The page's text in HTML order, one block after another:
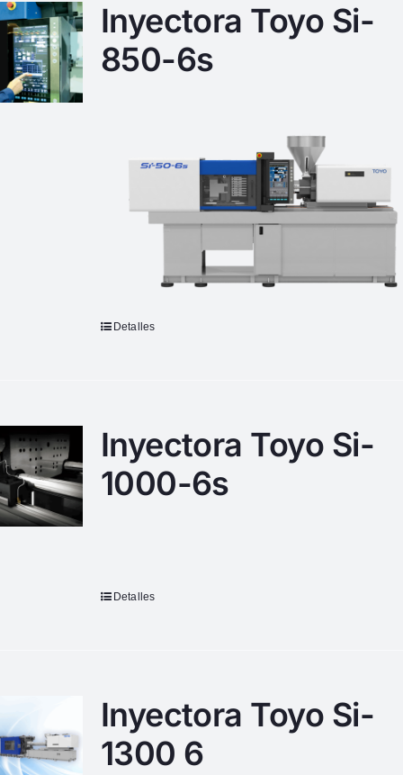
Inyectora Toyo Si-
850-6s
Detalles
Inyectora Toyo Si-
1000-6s
Detalles
Inyectora Toyo Si-
1300 6